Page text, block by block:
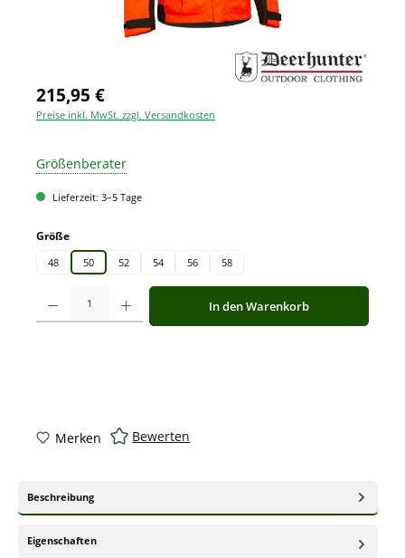
215,95 €
Preise inkl. MwSt. zzgl. Versandkosten
Größenberater
Lieferzeit: 3–5 Tage
Größeauswählen
48 50 52 54 56 58
Produkt Anzahl: Gib den gewünschten Wert ein oder benutze die
In den Warenkorb
Merken Bewerten
Beschreibung
Eigenschaften